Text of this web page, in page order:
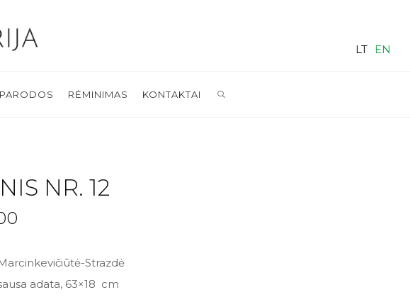
LT EN
PARODOS RĖMINIMAS KONTAKTAI
NR. 12
Strazdė
adata, 63×18 cm